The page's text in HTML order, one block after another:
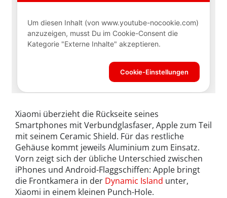
Xiaomi überzieht die Rückseite seines
Smartphones mit Verbundglasfaser, Apple zum Teil
mit seinem Ceramic Shield. Für das restliche
Gehäuse kommt jeweils Aluminium zum Einsatz.
Vorn zeigt sich der übliche Unterschied zwischen
iPhones und Android-Flaggschiffen: Apple bringt
die Frontkamera in der Dynamic Island unter,
Xiaomi in einem kleinen Punch-Hole.